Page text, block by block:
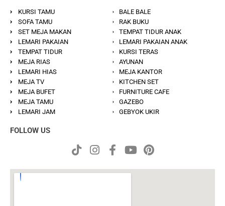
KURSI TAMU
SOFA TAMU
SET MEJA MAKAN
LEMARI PAKAIAN
TEMPAT TIDUR
MEJA RIAS
LEMARI HIAS
MEJA TV
MEJA BUFET
MEJA TAMU
LEMARI JAM
BALE BALE
RAK BUKU
TEMPAT TIDUR ANAK
LEMARI PAKAIAN ANAK
KURSI TERAS
AYUNAN
MEJA KANTOR
KITCHEN SET
FURNITURE CAFE
GAZEBO
GEBYOK UKIR
FOLLOW US